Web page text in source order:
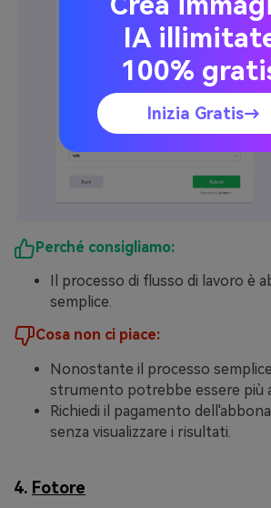
Perché consigliamo:
Il processo di flusso di lavoro è
semplice.
Cosa non ci piace:
Nonostante il processo
strumento potrebbe essere più
Richiedi il pagamento
senza visualizzare i risultati.
4. Fotore
IA
100%
Inizia Gratis→